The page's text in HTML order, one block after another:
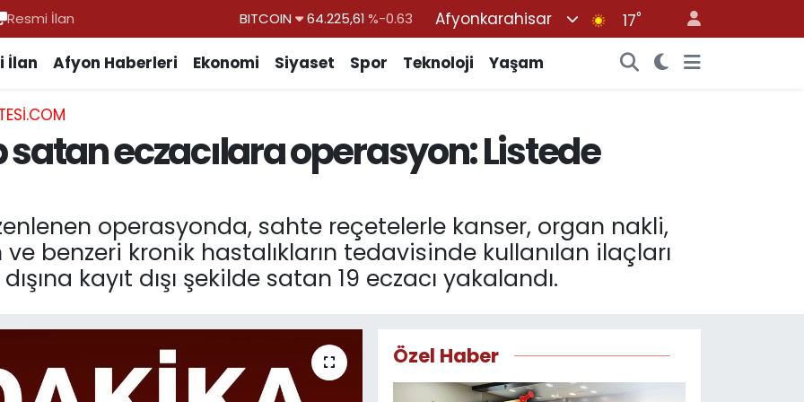
Resmi İlan
DOLAR
47,7143 %0.16
EURO
55,0317%-0.02
BİST100
13.799 %70
Afyonkarahisar 17°
İlan Afyon Haberleri Ekonomi Siyaset Spor Teknoloji Yaşam
satan eczacılara operasyon: Listede
operasyonda, sahte reçetelerle kanser, organ nakli,
benzeri kronik hastalıkların tedavisinde kullanılan ilaçları
kayıt dışı şekilde satan 19 eczacı yakalandı.
Özel Haber